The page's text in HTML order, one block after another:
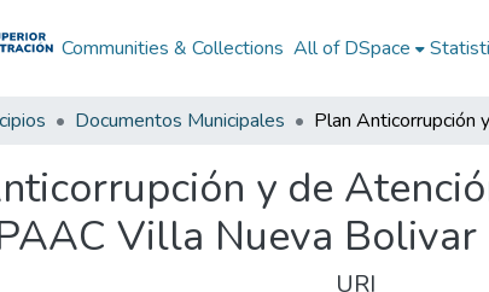
Communities & Collections All of DSpace
Documentos Municipales
y de
Villa Nueva
URI